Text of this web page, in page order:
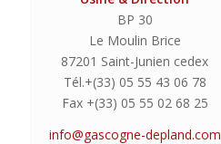
BP 30
Le Moulin Brice
87201 Saint-Junien cedex
Tél.+(33) 05 55 43 06 78
Fax +(33) 05 55 02 68 25
info@gascogne-depland.com